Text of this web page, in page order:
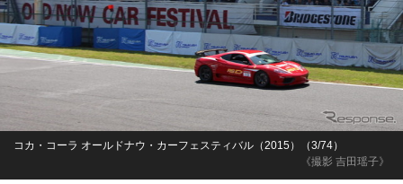
《撮影 吉田瑶子》
コカ・コーラ オールドナウ・カーフェスティバル（2015）（3/74）